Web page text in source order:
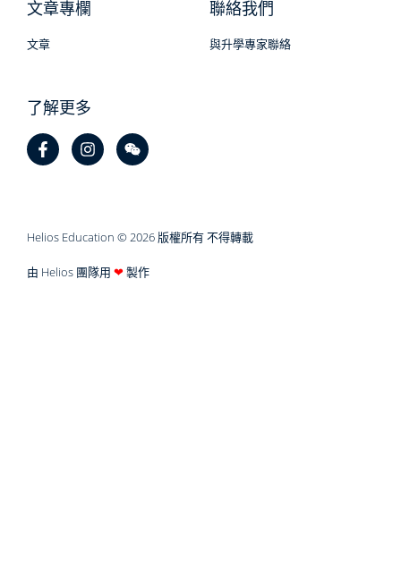
文章專欄
文章
聯絡我們
與升學專家聯絡
了解更多
Helios Education © 2026 版權所有 不得轉載
由 Helios 團隊用 ❤製作